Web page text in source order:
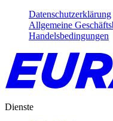
Datenschutzerklärung
Allgemeine
Handelsbedingungen
Dienste